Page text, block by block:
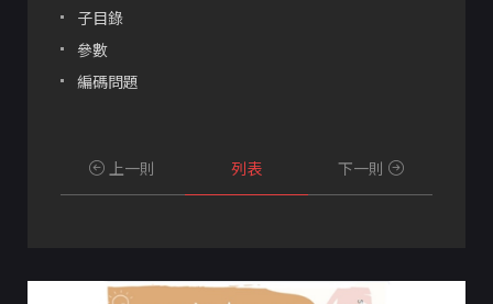
子目錄
參數
編碼問題
上一則 列表 下一則